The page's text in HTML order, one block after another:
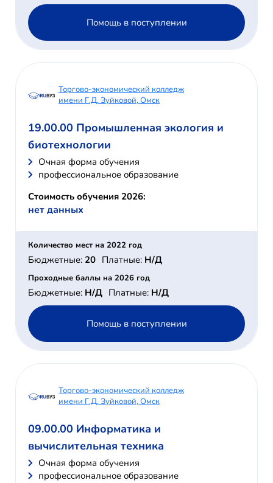
Помощь в поступлении
Торгово-экономический колледж
имени Г.Д. Зуйковой, Омск
19.00.00 Промышленная экология и
биотехнологии
Очная форма обучения
профессиональное образование
Стоимость обучения 2026:
нет данных
Количество мест на 2022 год
Бюджетные: 20 Платные: Н/Д
Проходные баллы на 2026 год
Бюджетные: Н/Д Платные: Н/Д
Помощь в поступлении
Торгово-экономический колледж
имени Г.Д. Зуйковой, Омск
09.00.00 Информатика и
вычислительная техника
Очная форма обучения
профессиональное образование